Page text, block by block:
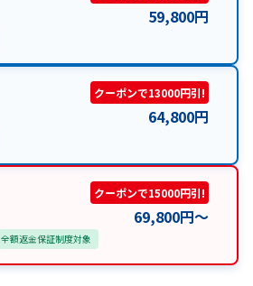
59,800円
クーポンで13000円引!
64,800円
クーポンで15000円引!
69,800円〜
全額返金保証制度対象